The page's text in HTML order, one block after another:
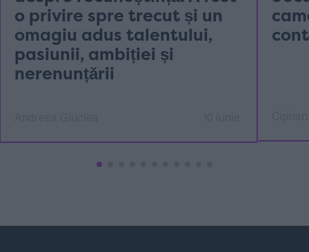
o privire spre trecut și un
omagiu adus talentului,
pasiunii, ambiției și
nerenunțării